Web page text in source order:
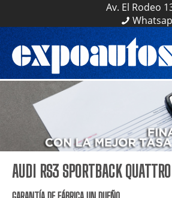
Av. El Rodeo
Av. El Rodeo
AUDI RS3 SPORTBACK